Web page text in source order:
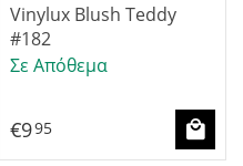
Vinylux Blush Teddy
#182
Σε Απόθεμα
€995